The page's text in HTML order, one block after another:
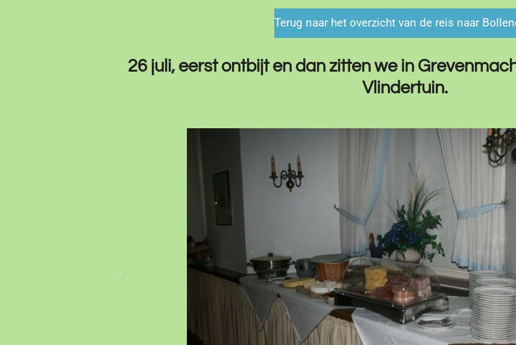
Terug naar het overzicht van de reis naar
26 juli, eerst ontbijt en dan zitten we in
Vlindertuin.